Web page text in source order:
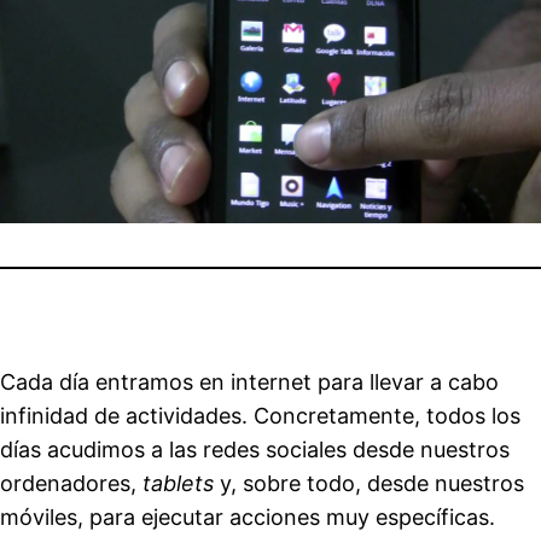
Cada día entramos en internet para llevar a cabo
infinidad de actividades. Concretamente, todos los
días acudimos a las redes sociales desde nuestros
ordenadores, tablets y, sobre todo, desde nuestros
móviles, para ejecutar acciones muy específicas.